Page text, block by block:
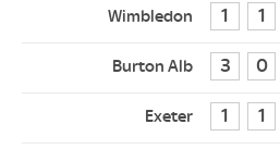
1 1
3 0
1 1